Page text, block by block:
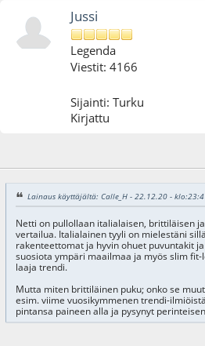
Jussi
Legenda
Viestit: 4166
Sijainti: Turku
Kirjattu
Lainaus käyttäjältä: Calle_H - 22.12.20 -
Netti on pullollaan italialaisen, brittiläisen
vertailua. Italialainen tyyli on mielestäni
rakenteettomat ja hyvin ohuet puvuntakit
suosiota ympäri maailmaa ja myös slim
laaja trendi.
Mutta miten brittiläinen puku; onko se
esim. viime vuosikymmenen trendi-
pintansa paineen alla ja pysynyt